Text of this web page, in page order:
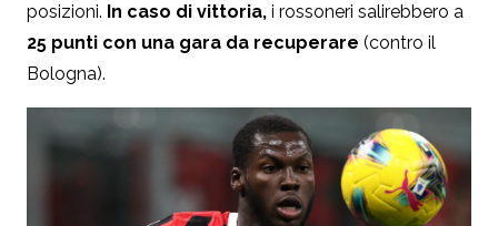
posizioni. In caso di vittoria, i rossoneri salirebbero a
25 punti con una gara da recuperare (contro il
Bologna).